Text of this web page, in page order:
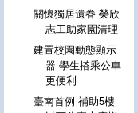
關懷獨居遺眷 榮欣
志工助家園清理
建置校園動態顯示
器 學生搭乘公車
更便利
臺南首例 補助5樓